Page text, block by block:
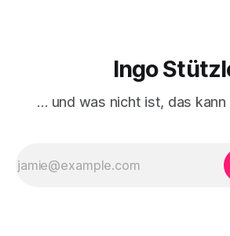
Ingo
… und was nicht ist, das